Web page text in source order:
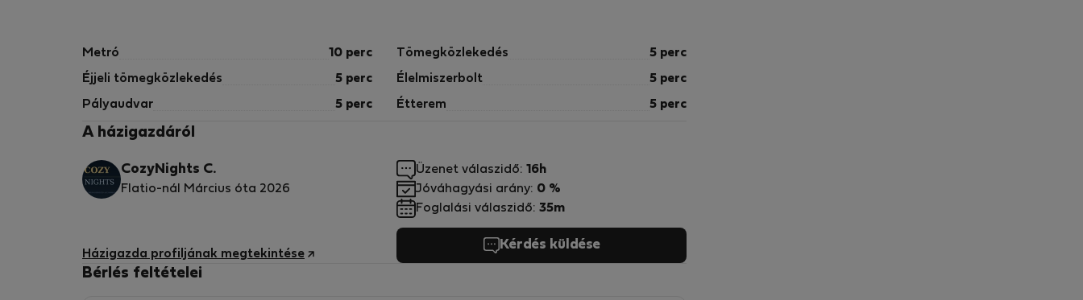
Metró 10 perc Tömegközlekedés 5 perc
Éjjeli tömegközlekedés 5 perc Élelmiszerbolt 5 perc
Pályaudvar 5 perc Étterem 5 perc
A házigazdáról
CozyNights C.
Flatio-nál Március óta 2026
Házigazda profiljának megtekintése
Üzenet válaszidő: 16h
Jóváhagyási arány: 0 %
Foglalási válaszidő: 35m
Kérdés küldése
Bérlés feltételei